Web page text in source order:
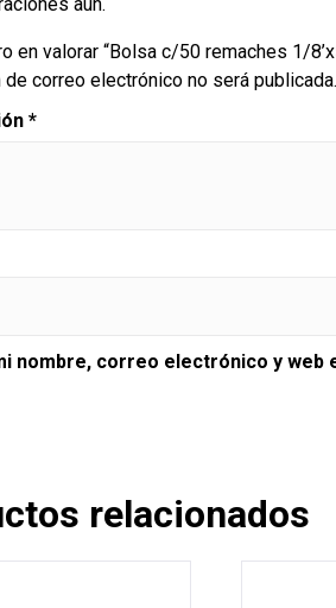
en valorar “Bolsa c/50 remaches 1/
de correo electrónico no será publicada.
*
nombre, correo electrónico y
relacionados